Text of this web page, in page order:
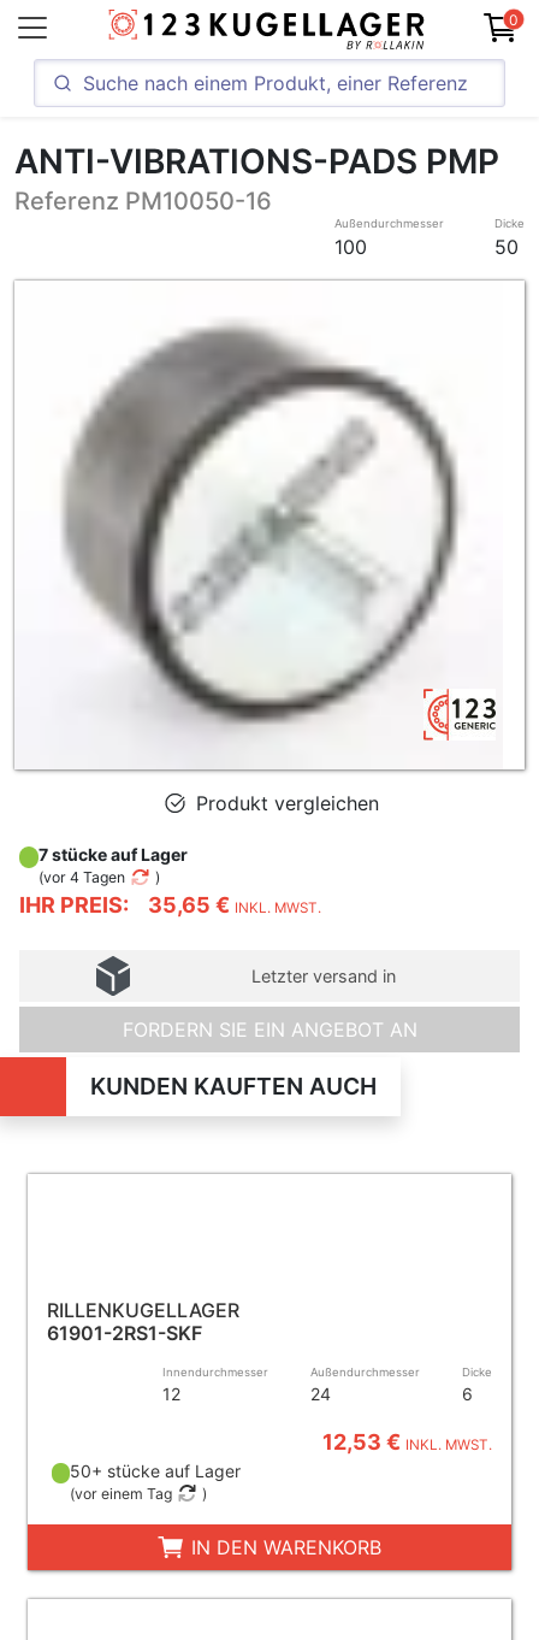
0
ANTI-VIBRATIONS-PADS PMP
Referenz PM10050-16
Außendurchmesser
100
Dicke
50
Produkt vergleichen
IHR PREIS: 35,65 € INKL. MWST.
7 stücke auf Lager
(vor 4 Tagen )
Letzter versand in
FORDERN SIE EIN ANGEBOT AN
KUNDEN KAUFTEN AUCH
RILLENKUGELLAGER
61901-2RS1-SKF
Innendurchmesser
12
Außendurchmesser
24
Dicke
6
12,53 € INKL. MWST.
50+ stücke auf Lager
(vor einem Tag )
IN DEN WARENKORB